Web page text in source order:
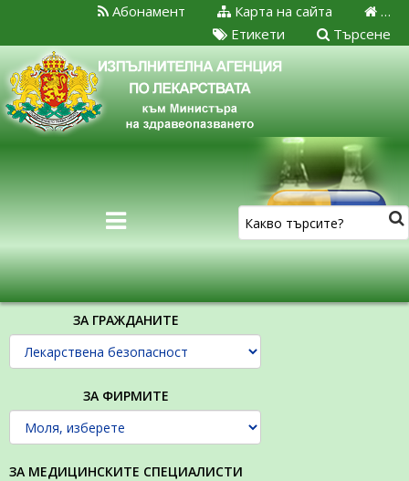
…
Карта на сайта
Абонамент
Търсене
Етикети
ЗА ГРАЖДАНИТЕ
ЗА ФИРМИТЕ
ЗА МЕДИЦИНСКИТЕ СПЕЦИАЛИСТИ